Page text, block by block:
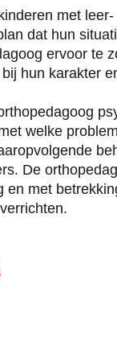
met
dat hun
ervoor te
hun karakter
welke
De
en met